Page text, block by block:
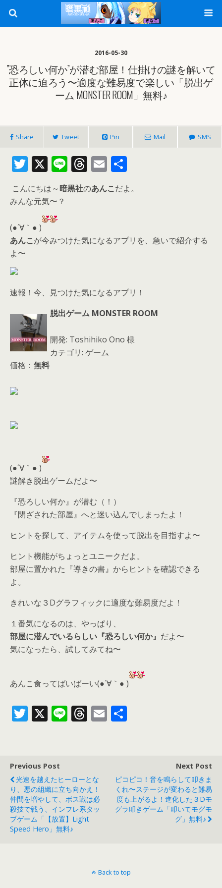
2016-05-30
”恐ろしい何か”が潜む部屋！仕掛けの謎を解いて
正体に迫ろう〜適度な難易度で楽しい「脱出ゲ
ーム MONSTER ROOM」無料♪
Share Tweet Pin Mail SMS
T
itt
er
X Li
n
e
T
h
re
s
E
m
ai
有
こんにちは～暗黒社のあんこだよ。
みんな元気〜？
(●´∀｀● )
あんこが今みつけた気になるアプリを、急いで紹介する
よ〜
速報！今、見つけた気になるアプリ！
脱出ゲーム MONSTER ROOM
開発: Toshihiko Ono 様
カテゴリ: ゲーム
価格： 無料
(●´∀｀● )
謎解き脱出ゲームだよ〜
『恐ろしい何か』が潜む（！）
『閉ざされた部屋』へと迷い込んでしまったよ！
ヒントを探して、アイテムを使って脱出を目指すよ〜
ヒント機能がちょっとユニークだよ。
部屋に置かれた『導きの書』からヒントを確認できる
よ。
きれいな３Dグラフィックに適度な難易度だよ！
１番気になるのは、やっぱり、
部屋に潜んでいるらしい『恐ろしい何か』 だよ〜
気になったら、 試してみてね〜
あんこ食ってばいばーい(●´∀｀● )
T
er
X Li T
d
s
E
Previous Post
光速を越えたヒーローとな
り、悪の組織に立ち向かえ！
仲間を増やして、ボス戦は必
殺技で戦う、インフレ系タッ
プゲーム「【放置】Light
Speed Hero」無料♪
Next Post
ピコピコ！音を鳴らして叩きま
くれ〜ステージが変わると難易
度も上がるよ！進化した３Dモ
グラ叩きゲーム「叩いてモグモ
グ」無料♪
Back to top